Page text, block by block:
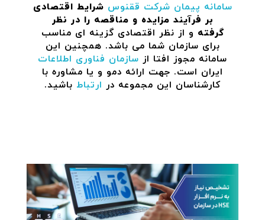
سامانه پیمان شرکت ققنوس شرایط اقتصادی
بر فرآیند مزایده و مناقصه را در نظر
گرفته و از نظر اقتصادی گزینه ای مناسب
برای سازمان شما می باشد. همچنین این
سامانه مجوز افتا از سازمان فناوری اطلاعات
ایران است. جهت ارائه دمو و یا مشاوره با
کارشناسان این مجموعه در ارتباط باشید.